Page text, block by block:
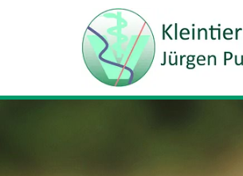
Zum Inhalt springen